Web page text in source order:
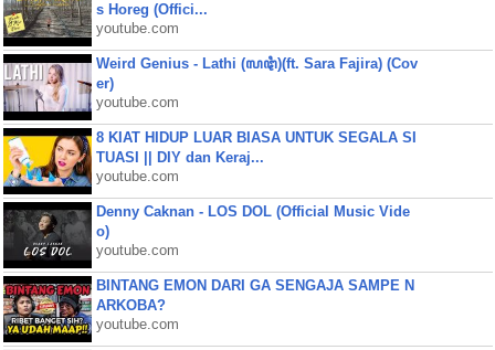
s Horeg (Offici...
youtube.com
Weird Genius - Lathi (ꦭꦛꦶ)(ft. Sara Fajira) (Cov
er)
youtube.com
8 KIAT HIDUP LUAR BIASA UNTUK SEGALA SI
TUASI || DIY dan Keraj...
youtube.com
Denny Caknan - LOS DOL (Official Music Vide
o)
youtube.com
BINTANG EMON DARI GA SENGAJA SAMPE N
ARKOBA?
youtube.com